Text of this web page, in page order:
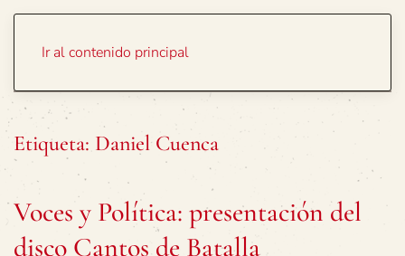
Ir al contenido principal
Etiqueta: Daniel Cuenca
Voces y Política: presentación del
disco Cantos de Batalla